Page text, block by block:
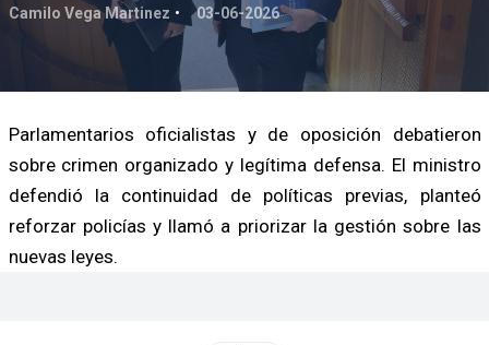
Camilo Vega Martinez 03-06-2026
Parlamentarios oficialistas y de oposición debatieron
sobre crimen organizado y legítima defensa. El ministro
defendió la continuidad de políticas previas, planteó
reforzar policías y llamó a priorizar la gestión sobre las
nuevas leyes.